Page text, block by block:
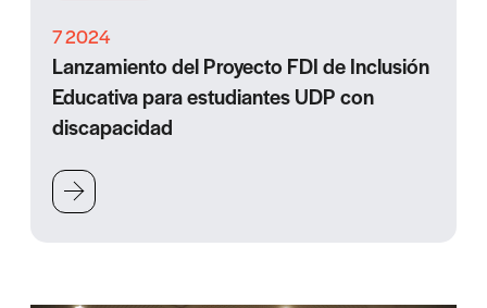
7 2024
Lanzamiento del Proyecto FDI de Inclusión
Educativa para estudiantes UDP con
discapacidad